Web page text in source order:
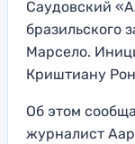
Саудовский
бразильского
Марсело.
Криштиану
Об этом
журналист